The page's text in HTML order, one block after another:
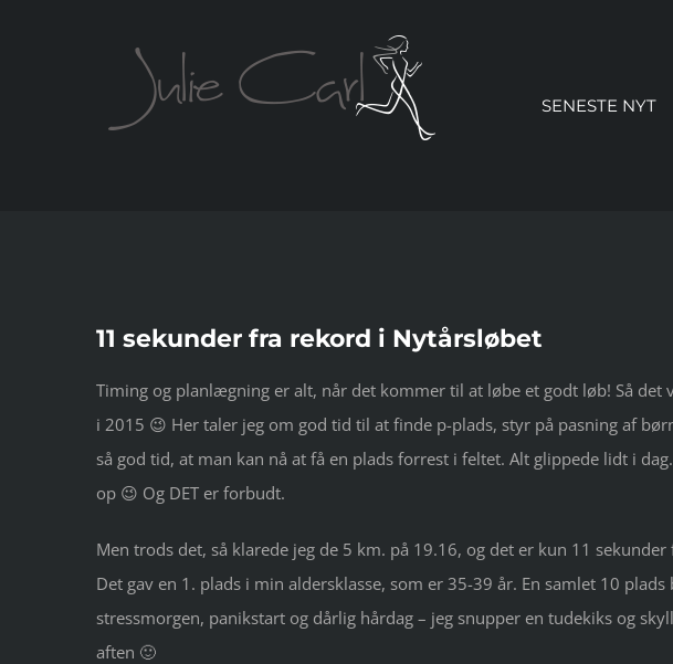
SENESTE NYT
11 sekunder fra rekord i Nytårsløbet
Timing og planlægning er alt, når det kommer til at løbe et godt løb! Så
i 2015 😉 Her taler jeg om god tid til at finde p-plads, styr på pasning af
så god tid, at man kan nå at få en plads forrest i feltet. Alt glippede lidt i
op 😉 Og DET er forbudt.
Men trods det, så klarede jeg de 5 km. på 19.16, og det er kun 11
Det gav en 1. plads i min aldersklasse, som er 35-39 år. En samlet 10
stressmorgen, panikstart og dårlig hårdag – jeg snupper en tudekiks og
aften 🙂